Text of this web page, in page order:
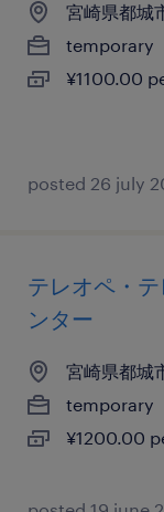
宮崎県都城
temporary
¥1100.00
posted 26 july
テレオペ・
ンター
宮崎県都城
temporary
¥1200.00